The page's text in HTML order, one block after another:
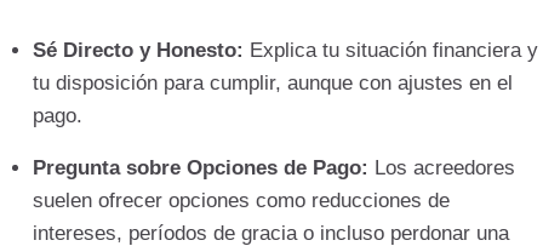
Sé Directo y Honesto: Explica tu situación financiera y
tu disposición para cumplir, aunque con ajustes en el
pago.
Pregunta sobre Opciones de Pago: Los acreedores
suelen ofrecer opciones como reducciones de
intereses, períodos de gracia o incluso perdonar una